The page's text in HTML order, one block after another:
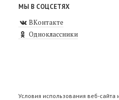
МЫ В СОЦСЕТЯХ
ВКонтакте
Одноклассники
Условия использования веб-